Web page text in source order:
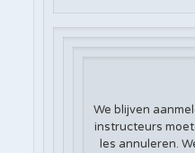
We blijven
instructeurs
les annuleren.